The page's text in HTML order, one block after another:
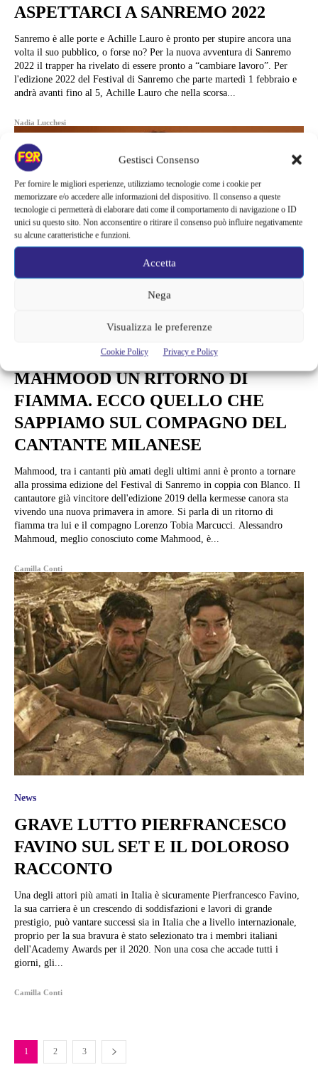
Gestisci Consenso
Per fornire le migliori esperienze, utilizziamo tecnologie come i cookie per
memorizzare e/o accedere alle informazioni del dispositivo. Il consenso a queste
tecnologie ci permetterà di elaborare dati come il comportamento di navigazione o ID
unici su questo sito. Non acconsentire o ritirare il consenso può influire negativamente
su alcune caratteristiche e funzioni.
Accetta
Nega
Visualizza le preferenze
Cookie Policy Privacy e Policy
ASPETTARCI A SANREMO 2022
Sanremo è alle porte e Achille Lauro è pronto per stupire ancora una
volta il suo pubblico, o forse no? Per la nuova avventura di Sanremo
2022 il trapper ha rivelato di essere pronto a “cambiare lavoro”. Per
l'edizione 2022 del Festival di Sanremo che parte martedì 1 febbraio e
andrà avanti fino al 5, Achille Lauro che nella scorsa...
Nadia Lucchesi
MAHMOOD UN RITORNO DI
FIAMMA. ECCO QUELLO CHE
SAPPIAMO SUL COMPAGNO DEL
CANTANTE MILANESE
Mahmood, tra i cantanti più amati degli ultimi anni è pronto a tornare
alla prossima edizione del Festival di Sanremo in coppia con Blanco. Il
cantautore già vincitore dell'edizione 2019 della kermesse canora sta
vivendo una nuova primavera in amore. Si parla di un ritorno di
fiamma tra lui e il compagno Lorenzo Tobia Marcucci. Alessandro
Mahmoud, meglio conosciuto come Mahmood, è...
Camilla Conti
News
GRAVE LUTTO PIERFRANCESCO
FAVINO SUL SET E IL DOLOROSO
RACCONTO
Una degli attori più amati in Italia è sicuramente Pierfrancesco Favino,
la sua carriera è un crescendo di soddisfazioni e lavori di grande
prestigio, può vantare successi sia in Italia che a livello internazionale,
proprio per la sua bravura è stato selezionato tra i membri italiani
dell'Academy Awards per il 2020. Non una cosa che accade tutti i
giorni, gli...
Camilla Conti
1 2 3